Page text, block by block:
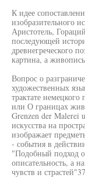
К идее
изобразительного
Аристотель,
последующей
древнегреческого
картина, а
Вопрос о
художественных
трактате
или О границах
Grenzen der Malerei
искусства на
изображает
- события в
"Подобный подход
описательность, а
чувств и